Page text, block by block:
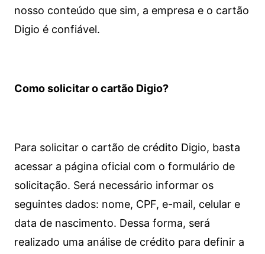
nosso conteúdo que sim, a empresa e o cartão
Digio é confiável.
Como solicitar o cartão Digio?
Para solicitar o cartão de crédito Digio, basta
acessar a página oficial com o formulário de
solicitação. Será necessário informar os
seguintes dados: nome, CPF, e-mail, celular e
data de nascimento. Dessa forma, será
realizado uma análise de crédito para definir a